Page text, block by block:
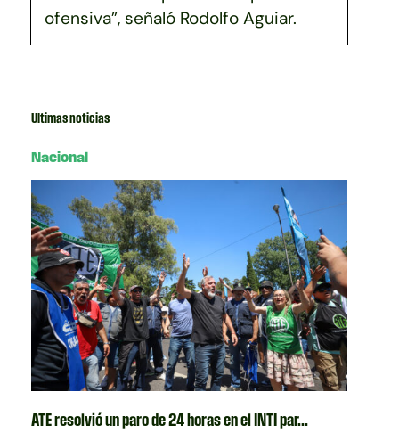
ofensiva”, señaló Rodolfo Aguiar.
Ultimas noticias
Nacional
ATE resolvió un paro de 24 horas en el INTI par...